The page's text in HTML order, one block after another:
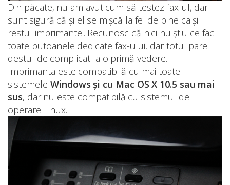
Din păcate, nu am avut cum să testez fax-ul, dar
sunt sigură că și el se mișcă la fel de bine ca și
restul imprimantei. Recunosc că nici nu știu ce fac
toate butoanele dedicate fax-ului, dar totul pare
destul de complicat la o primă vedere.
Imprimanta este compatibilă cu mai toate
sistemele Windows și cu Mac OS X 10.5 sau mai
sus, dar nu este compatibilă cu sistemul de
operare Linux.